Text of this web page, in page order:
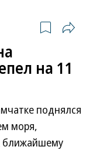
на 11
поднялся
моря,
ближайшему